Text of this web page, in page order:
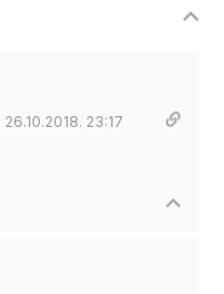
26.10.2018. 23:17